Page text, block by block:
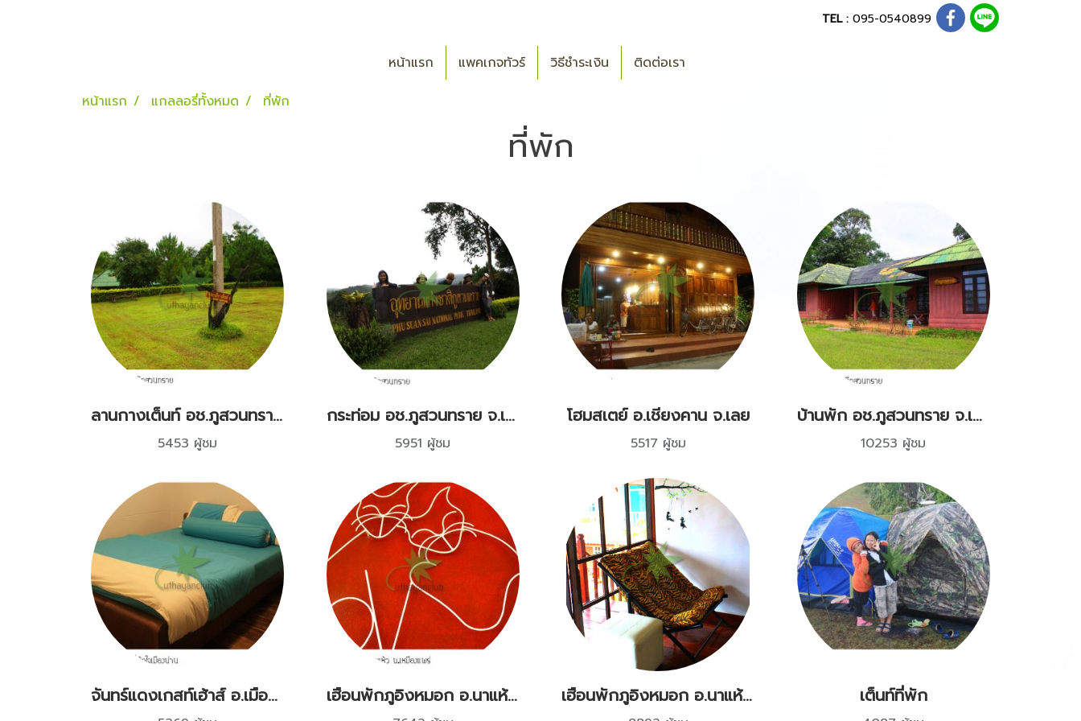
TEL : 095-0540899
หน้าแรก แพคเกจทัวร์ วิธีชำระเงิน
ติดต่อเรา
หน้าแรก
แกลลอรี่ทั้งหมด ที่พัก
ที่พัก
ลานกางเต็นท์ อช.ภูสวนทราย จ.เลย
5453 ผู้ชม
กระท่อม อช.ภูสวนทราย จ.เลย
5951 ผู้ชม
โฮมสเตย์ อ.เชียงคาน จ.เลย
5517 ผู้ชม
บ้านพัก อช.ภูสวนทราย จ.เลย
10253 ผู้ชม
จันทร์แดงเกสท์เฮ้าส์ อ.เมืองน่าน เฮือนพักภูอิงหมอก อ.นาแห้ว จ.เลย 2 เฮือนพักภูอิงหมอก อ.นาแห้ว จ.เลย 1 เต็นท์ที่พัก